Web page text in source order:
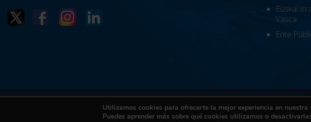
Euskal
Vasca
Ente
Política de Privacidad |Política de cookies|
Utilizamos cookies para ofrecerte la mejor experiencia en nuestra
Puedes aprender más sobre qué cookies utilizamos o